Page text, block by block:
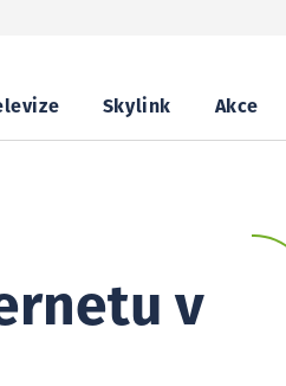
Skylink Akce
v